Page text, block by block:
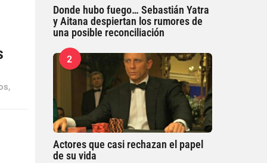
Donde hubo fuego… Sebastián Yatra
y Aitana despiertan los rumores de
una posible reconciliación
2
Actores que casi rechazan el papel
de su vida